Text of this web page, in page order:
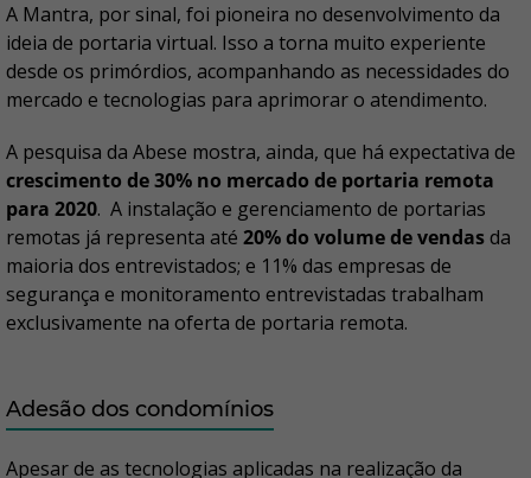
A Mantra, por sinal, foi pioneira no desenvolvimento da
ideia de portaria virtual. Isso a torna muito experiente
desde os primórdios, acompanhando as necessidades do
mercado e tecnologias para aprimorar o atendimento.
A pesquisa da Abese mostra, ainda, que há expectativa de
crescimento de 30% no mercado de portaria remota
para 2020. A instalação e gerenciamento de portarias
remotas já representa até 20% do volume de vendasda
maioria dos entrevistados; e 11% das empresas de
segurança e monitoramento entrevistadas trabalham
exclusivamente na oferta de portaria remota.
Adesão dos condomínios
Apesar de as tecnologias aplicadas na realização da